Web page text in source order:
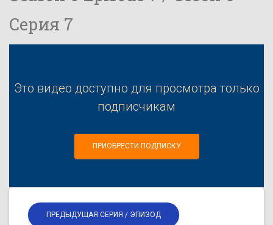
Серия 7
Это видео доступно для просмотра только
подписчикам
ПРИОБРЕСТИ ПОДПИСКУ
ПРЕДЫДУЩАЯ СЕРИЯ / ЭПИЗОД